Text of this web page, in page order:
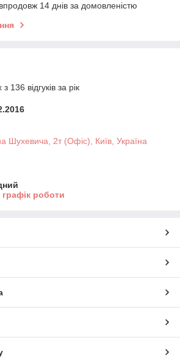
14 днів за домовленістю
136 відгуків за рік
Шухевича, 2т (Офіс), Київ, Україна
роботи